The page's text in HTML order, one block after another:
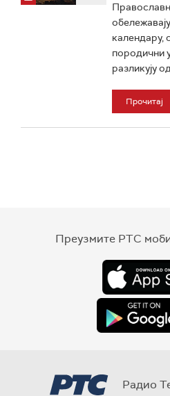
календару,
породични
разликују
Прочитај
Преузмите РТС
Радио